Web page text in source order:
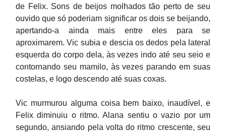
de Felix. Sons de beijos molhados tão perto de seu
ouvido que só poderiam significar os dois se beijando,
apertando-a ainda mais entre eles para se
aproximarem. Vic subia e descia os dedos pela lateral
esquerda do corpo dela, às vezes indo até seu seio e
contornando seu mamilo, às vezes parando em suas
costelas, e logo descendo até suas coxas.
Vic murmurou alguma coisa bem baixo, inaudível, e
Felix diminuiu o ritmo. Alana sentiu o vazio por um
segundo, ansiando pela volta do ritmo crescente, seu